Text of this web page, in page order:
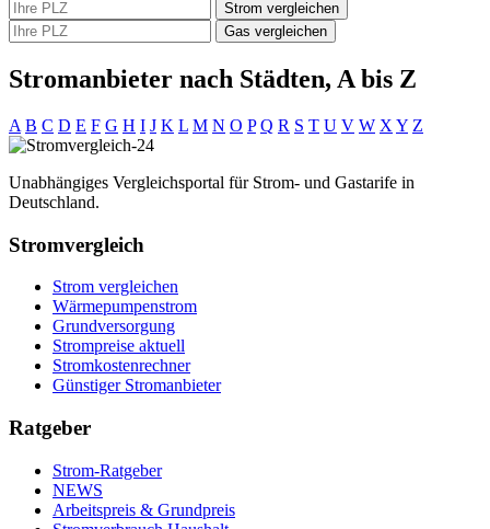
Strom vergleichen
Gas vergleichen
Stromanbieter nach Städten, A bis Z
A B C D E F G H I J K L M N O P Q R S T U V W X Y Z
Unabhängiges Vergleichsportal für Strom- und Gastarife in
Deutschland.
Stromvergleich
Strom vergleichen
Wärmepumpenstrom
Grundversorgung
Strompreise aktuell
Stromkostenrechner
Günstiger Stromanbieter
Ratgeber
Strom-Ratgeber
NEWS
Arbeitspreis & Grundpreis